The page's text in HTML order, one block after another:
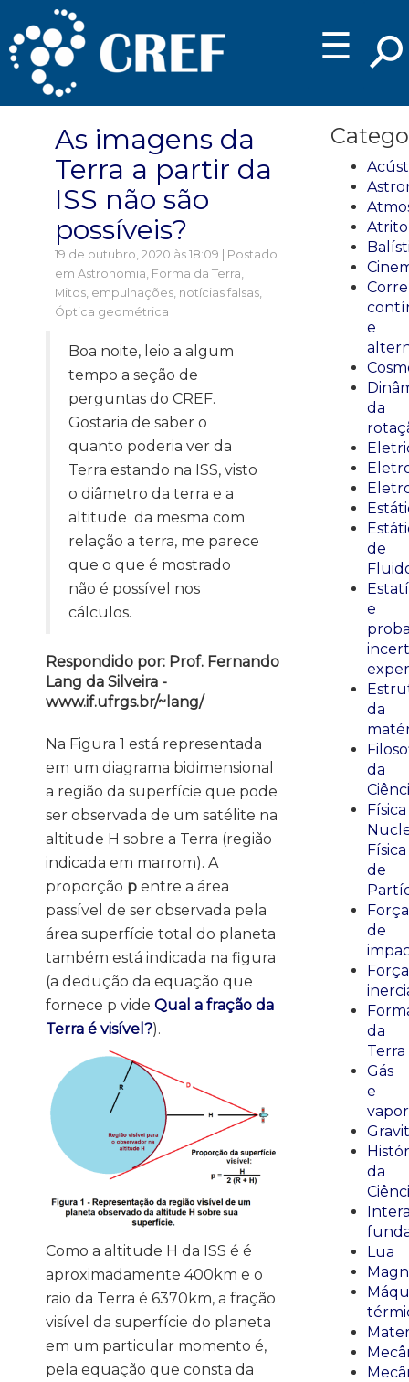
☰
As imagens da
Terra a partir da
ISS não são
possíveis?
19 de outubro, 2020 às 18:09 | Postado
em Astronomia, Forma da Terra,
Mitos, empulhações, notícias falsas,
Óptica geométrica
Boa noite, leio a algum
tempo a seção de
perguntas do CREF.
Gostaria de saber o
quanto poderia ver da
Terra estando na ISS, visto
o diâmetro da terra e a
altitude da mesma com
relação a terra, me parece
que o que é mostrado
não é possível nos
cálculos.
Respondido por: Prof. Fernando
Lang da Silveira -
www.if.ufrgs.br/~lang/
Na Figura 1 está representada
em um diagrama bidimensional
a região da superfície que pode
ser observada de um satélite na
altitude H sobre a Terra (região
indicada em marrom). A
proporção p entre a área
passível de ser observada pela
área superfície total do planeta
também está indicada na figura
(a dedução da equação que
fornece p vide Qual a fração da
Terra é visível?).
Como a altitude H da ISS é é
aproximadamente 400km e o
raio da Terra é 6370km, a fração
visível da superfície do planeta
em um particular momento é,
pela equação que consta da
Atrito
e
da
de
e
da
da
Física
Física
de
Força
de
da
Terra
Gás
e
vapor
da
Lua